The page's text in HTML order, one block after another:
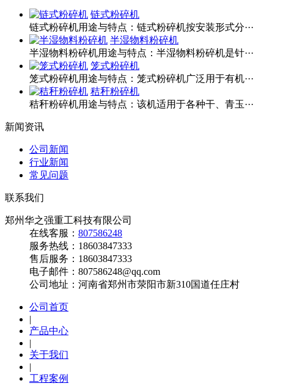
链式粉碎机
链式粉碎机用途与特点：链式粉碎机按安装形式分···
半湿物料粉碎机
半湿物料粉碎机用途与特点：半湿物料粉碎机是针···
笼式粉碎机
笼式粉碎机用途与特点：笼式粉碎机广泛用于有机···
秸秆粉碎机
秸秆粉碎机用途与特点：该机适用于各种干、青玉···
新闻资讯
公司新闻
行业新闻
常见问题
联系我们
郑州华之强重工科技有限公司
在线客服： 807586248
服务热线： 18603847333
售后服务： 18603847333
电子邮件： 807586248@qq.com‬‬
公司地址： 河南省郑州市荥阳市新310国道任庄村
公司首页
|
产品中心
|
关于我们
|
工程案例